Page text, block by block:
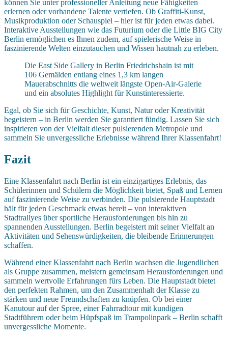
können Sie unter professioneller Anleitung neue Fähigkeiten
erlernen oder vorhandene Talente vertiefen. Ob Graffiti-Kunst,
Musikproduktion oder Schauspiel – hier ist für jeden etwas dabei.
Interaktive Ausstellungen wie das Futurium oder die Little BIG City
Berlin ermöglichen es Ihnen zudem, auf spielerische Weise in
faszinierende Welten einzutauchen und Wissen hautnah zu erleben.
Die East Side Gallery in Berlin Friedrichshain ist mit
106 Gemälden entlang eines 1,3 km langen
Mauerabschnitts die weltweit längste Open-Air-Galerie
und ein absolutes Highlight für Kunstinteressierte.
Egal, ob Sie sich für Geschichte, Kunst, Natur oder Kreativität
begeistern – in Berlin werden Sie garantiert fündig. Lassen Sie sich
inspirieren von der Vielfalt dieser pulsierenden Metropole und
sammeln Sie unvergessliche Erlebnisse während Ihrer Klassenfahrt!
Fazit
Eine Klassenfahrt nach Berlin ist ein einzigartiges Erlebnis, das
Schülerinnen und Schülern die Möglichkeit bietet, Spaß und Lernen
auf faszinierende Weise zu verbinden. Die pulsierende Hauptstadt
hält für jeden Geschmack etwas bereit – von interaktiven
Stadtrallyes über sportliche Herausforderungen bis hin zu
spannenden Ausstellungen. Berlin begeistert mit seiner Vielfalt an
Aktivitäten und Sehenswürdigkeiten, die bleibende Erinnerungen
schaffen.
Während einer Klassenfahrt nach Berlin wachsen die Jugendlichen
als Gruppe zusammen, meistern gemeinsam Herausforderungen und
sammeln wertvolle Erfahrungen fürs Leben. Die Hauptstadt bietet
den perfekten Rahmen, um den Zusammenhalt der Klasse zu
stärken und neue Freundschaften zu knüpfen. Ob bei einer
Kanutour auf der Spree, einer Fahrradtour mit kundigen
Stadtführern oder beim Hüpfspaß im Trampolinpark – Berlin schafft
unvergessliche Momente.